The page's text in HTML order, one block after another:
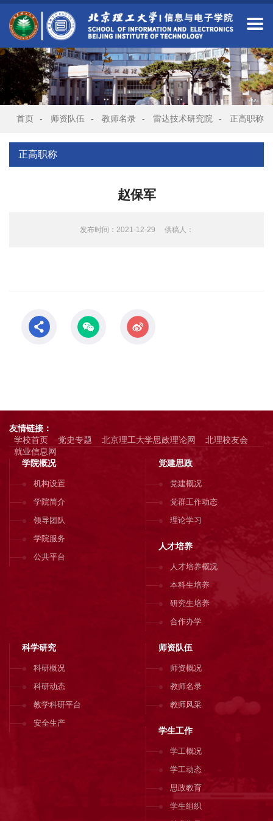
首页 - 师资队伍 - 教师名录 - 雷达技术研究院 - 正高职称
正高职称
赵保军
发布时间：2021-12-29 供稿人：
友情链接：
学校首页
党史专题 北京理工大学思政理论网
北理校友会
就业信息网
学院概况
机构设置
学院简介
领导团队
学院服务
公共平台
党建思政
党建概况
党群工作动态
理论学习
人才培养
人才培养概况
本科生培养
研究生培养
合作办学
科学研究
科研概况
科研动态
教学科研平台
安全生产
师资队伍
师资概况
教师名录
教师风采
学生工作
学工概况
学工动态
思政教育
学生组织